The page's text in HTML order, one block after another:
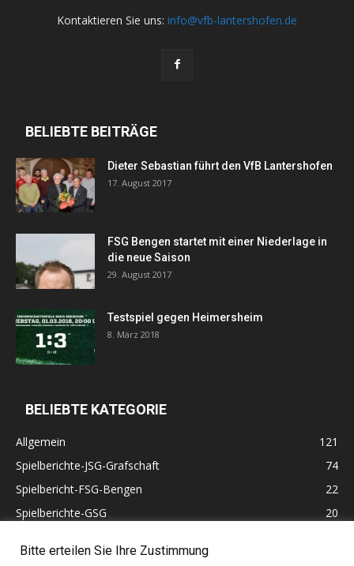
Kontaktieren Sie uns: info@vfb-lantershofen.de
BELIEBTE BEITRÄGE
Dieter Sebastian führt den VfB Lantershofen
17. August 2017
FSG Bengen startet mit einer Niederlage in
die neue Saison
29. August 2017
Testspiel gegen Heimersheim
8. März 2018
BELIEBTE KATEGORIE
Allgemein
121
Spielberichte-JSG-Grafschaft
74
Spielbericht-FSG-Bengen
22
Spielberichte-GSG
20
Bitte erteilen Sie Ihre Zustimmung